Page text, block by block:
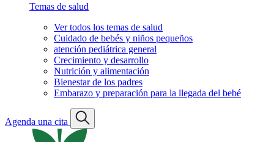
Temas de salud
Ver todos los temas de salud
Cuidado de bebés y niños pequeños
atención pediátrica general
Crecimiento y desarrollo
Nutrición y alimentación
Bienestar de los padres
Embarazo y preparación para la llegada del bebé
Agenda una cita